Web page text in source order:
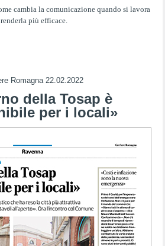
cambia la comunicazione quandosi lavora
più efficace.
Romagna 22.02.2022
della Tosap è
per i locali»